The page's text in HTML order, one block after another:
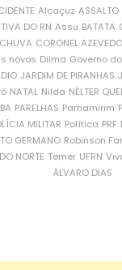
Alcaçuz ASSALTO
DO RN Assu BATATA
CORONEL AZEVEDO
novos Dilma Governo do
JARDIM DE PIRANHAS
NATAL Nilda NÉLTER
PARELHAS Parnamirim
MILITAR Política PRF
GERMANO Robinson
NORTE Temer UFRN
ÁLVARO DIAS